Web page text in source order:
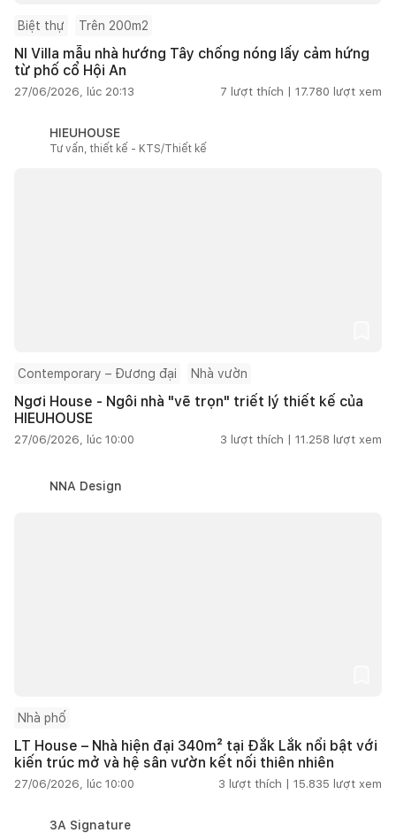
Biệt thự Trên 200m2
NI Villa mẫu nhà hướng Tây chống nóng lấy cảm hứng
từ phố cổ Hội An
27/06/2026, lúc 20:13 7 lượt thích | 17.780 lượt xem
HIEUHOUSE
Tư vấn, thiết kế - KTS/Thiết kế
Contemporary – Đương đại Nhà vườn
Ngơi House - Ngôi nhà "vẽ trọn" triết lý thiết kế của
HIEUHOUSE
27/06/2026, lúc 10:00 3 lượt thích | 11.258 lượt xem
NNA Design
Nhà phố
LT House – Nhà hiện đại 340m² tại Đắk Lắk nổi bật với
kiến trúc mở và hệ sân vườn kết nối thiên nhiên
27/06/2026, lúc 10:00 3 lượt thích | 15.835 lượt xem
3A Signature